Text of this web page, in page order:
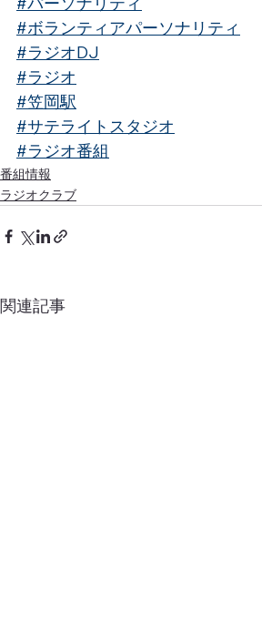
#ボランティアパーソナリティ
#ラジオDJ
#ラジオ
#笠岡駅
#サテライトスタジオ
#ラジオ番組
番組情報
ラジオクラブ
関連記事